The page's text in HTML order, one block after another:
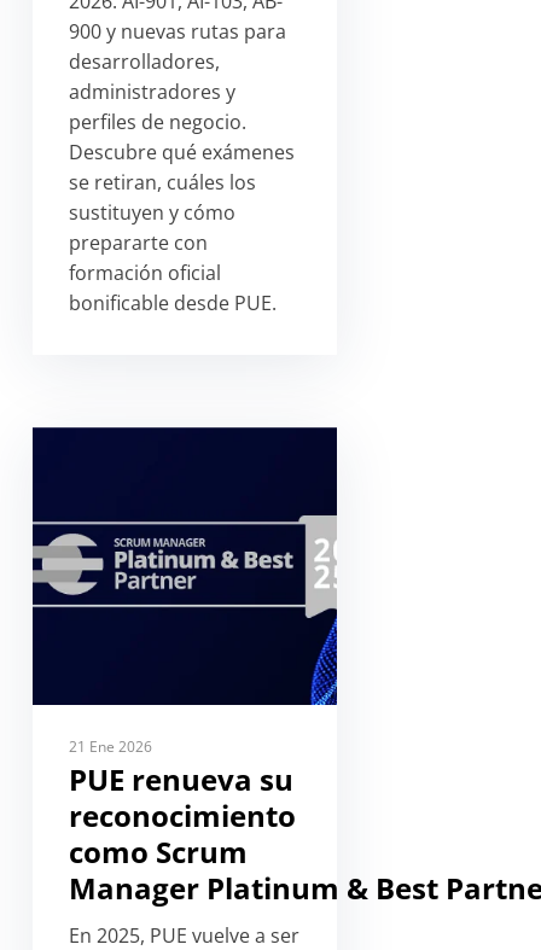
900 y nuevas rutas para
desarrolladores,
administradores y
perfiles de negocio.
Descubre qué exámenes
se retiran, cuáles los
sustituyen y cómo
prepararte con
formación oficial
bonificable desde PUE.
21 Ene 2026
PUE renueva su
reconocimiento
como Scrum
Manager Platinum & Best
En 2025, PUE vuelve a ser